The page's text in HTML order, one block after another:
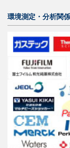
環境測定・分析関